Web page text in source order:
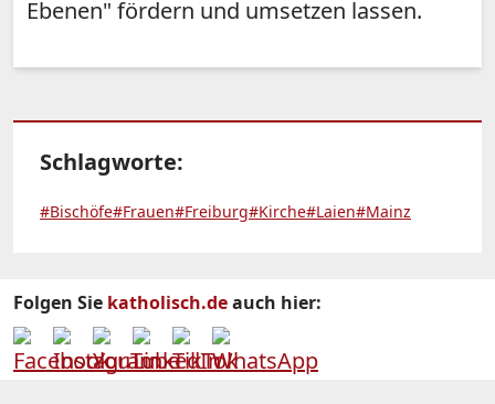
Ebenen" fördern und umsetzen lassen.
Schlagworte:
#Bischöfe#Frauen#Freiburg#Kirche#Laien#Mainz
Folgen Sie katholisch.deauch hier: